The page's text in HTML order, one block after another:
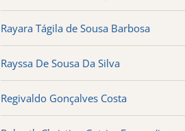
Rayara Tágila de Sousa Barbosa
Rayssa De Sousa Da Silva
Regivaldo Gonçalves Costa